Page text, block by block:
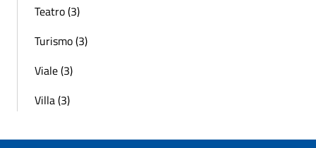
Teatro (3)
Turismo (3)
Viale (3)
Villa (3)